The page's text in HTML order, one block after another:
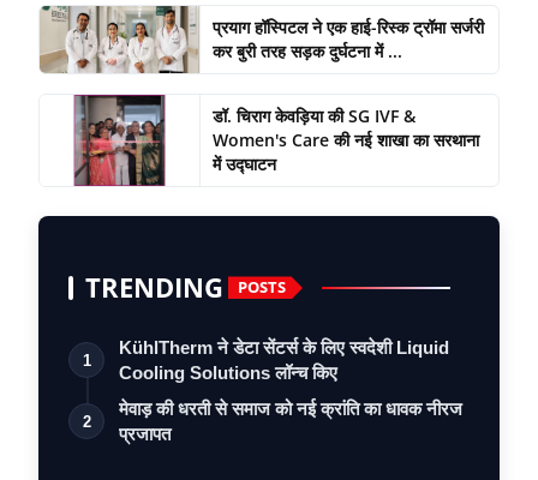
प्रयाग हॉस्पिटल ने एक हाई-रिस्क ट्रॉमा सर्जरी
कर बुरी तरह सड़क दुर्घटना में ...
डॉ. चिराग केवड़िया की SG IVF &
Women's Care की नई शाखा का सरथाना
में उद्घाटन
TRENDING POSTS
1
KühlTherm ने डेटा सेंटर्स के लिए स्वदेशी Liquid
Cooling Solutions लॉन्च किए
2
मेवाड़ की धरती से समाज को नई क्रांति का धावक नीरज
प्रजापत